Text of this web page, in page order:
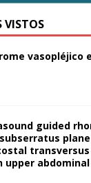
VISTOS
vasopléjico
guided
upper